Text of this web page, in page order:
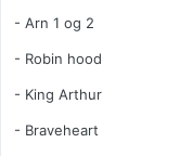
- Arn 1 og 2
- Robin hood
- King Arthur
- Braveheart